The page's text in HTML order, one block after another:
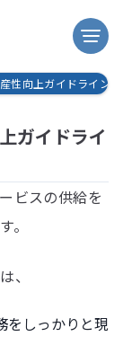
性向上ガイドライン
ガイドライ
ビスの供給を
。
、
をしっかりと現